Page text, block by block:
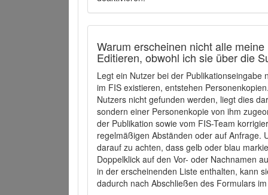
Warum erscheinen nicht alle
Editieren, obwohl ich sie über die
Legt ein Nutzer bei der
im FIS existieren, entstehen
Nutzers nicht gefunden werden, liegt dies
sondern einer Personenkopie von ihm
der Publikation sowie vom FIS-Team
regelmäßigen Abständen oder auf Anfrage.
darauf zu achten, dass gelb oder blau
Doppelklick auf den Vor- oder Nachnamen
in der erscheinenden Liste enthalten, kann
dadurch nach Abschließen des Formulars